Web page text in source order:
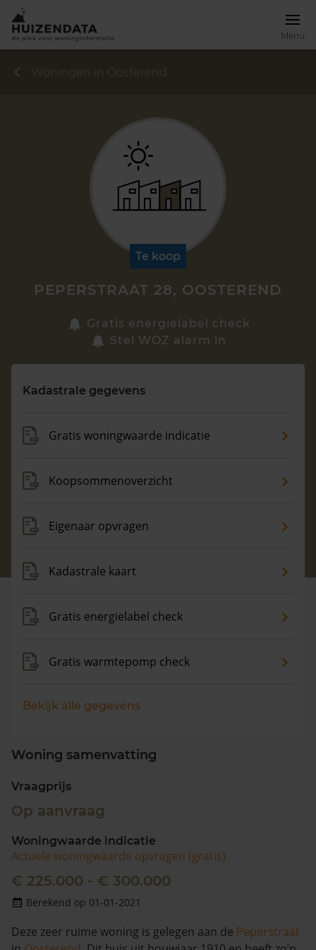
Menu
Zoek een woning
Maandag t/m vrijdag - 08:00 -18:00
Woningen in Oosterend
Te koop
PEPERSTRAAT 28, OOSTEREND
Gratis energielabel check
Stel WOZ alarm in
Kadastrale gegevens
Gratis woningwaarde indicatie
Koopsommenoverzicht
Eigenaar opvragen
Kadastrale kaart
Gratis energielabel check
Gratis warmtepomp check
Bekijk alle gegevens
Woning samenvatting
Vraagprijs
Op aanvraag
Woningwaarde indicatie
Actuele woningwaarde opvragen (gratis)
€ 225.000 - € 300.000
Berekend op 01-01-2021
Deze zeer ruime woning is gelegen aan de Peperstraat